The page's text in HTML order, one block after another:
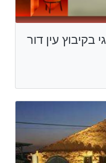
בקיבוץ עין דור